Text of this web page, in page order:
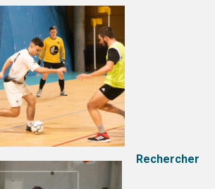
Rechercher